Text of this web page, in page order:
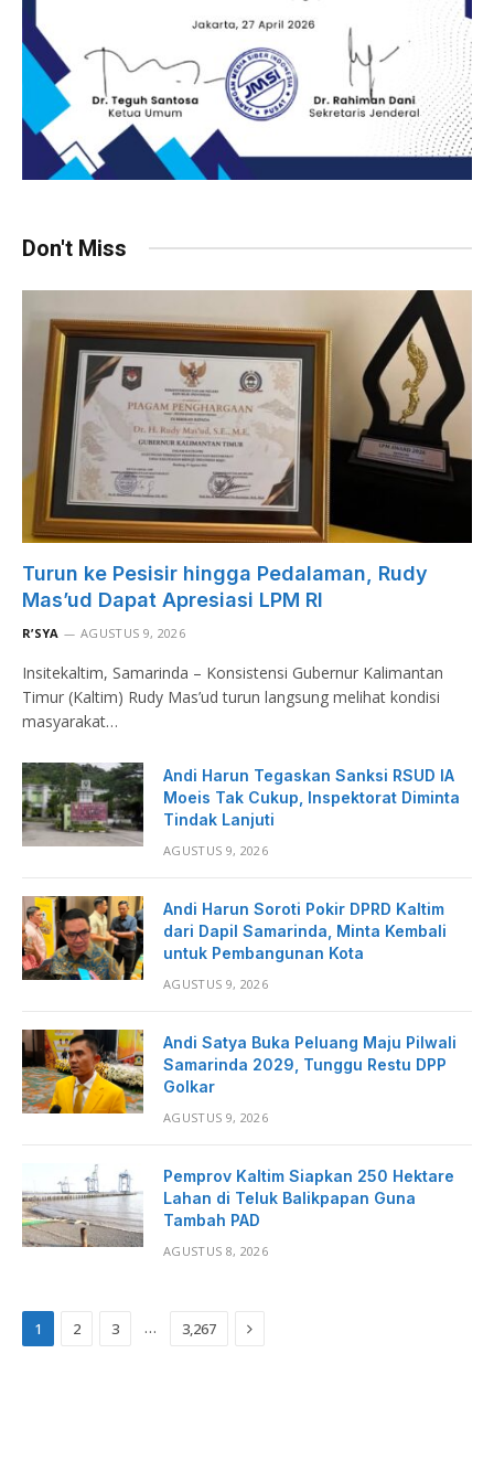
Don't Miss
Turun ke Pesisir hingga Pedalaman, Rudy
Mas’ud Dapat Apresiasi LPM RI
R’SYA AGUSTUS 9, 2026
Insitekaltim, Samarinda – Konsistensi Gubernur Kalimantan
Timur (Kaltim) Rudy Mas’ud turun langsung melihat kondisi
masyarakat…
Andi Harun Tegaskan Sanksi RSUD IA
Moeis Tak Cukup, Inspektorat Diminta
Tindak Lanjuti
AGUSTUS 9, 2026
Andi Harun Soroti Pokir DPRD Kaltim
dari Dapil Samarinda, Minta Kembali
untuk Pembangunan Kota
AGUSTUS 9, 2026
Andi Satya Buka Peluang Maju Pilwali
Samarinda 2029, Tunggu Restu DPP
Golkar
AGUSTUS 9, 2026
Pemprov Kaltim Siapkan 250 Hektare
Lahan di Teluk Balikpapan Guna
Tambah PAD
AGUSTUS 8, 2026
1 2 3 … 3,267 Next